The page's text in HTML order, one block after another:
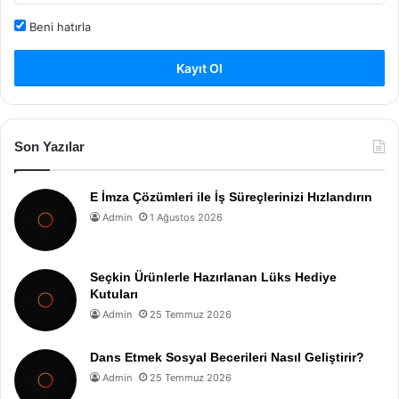
Beni hatırla
Kayıt Ol
Son Yazılar
E İmza Çözümleri ile İş Süreçlerinizi Hızlandırın
Admin 1 Ağustos 2026
Seçkin Ürünlerle Hazırlanan Lüks Hediye
Kutuları
Admin 25 Temmuz 2026
Dans Etmek Sosyal Becerileri Nasıl Geliştirir?
Admin 25 Temmuz 2026